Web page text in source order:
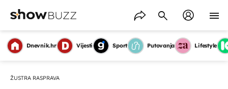
Dnevnik.hr Vijesti Sport Putovanja Lifestyle
ŽUSTRA RASPRAVA